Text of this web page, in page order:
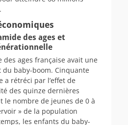
s
des ages et
des ages française avait une
baby-boom. Cinquante
a rétréci par l’effet de
des quinze dernières
le nombre de jeunes de 0 à
» de la population
les enfants du baby-